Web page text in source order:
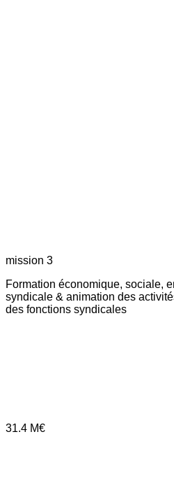
mission 3
Formation économique, sociale,
syndicale & animation des
des fonctions syndicales
31.4 M€